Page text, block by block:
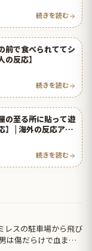
続きを読む
前で食べられててシ
反応】
続きを読む
の至る所に貼って遊
】 | 海外の反応アン
続きを読む
レスの駐車場から飛び
は傷だらけで血まみ